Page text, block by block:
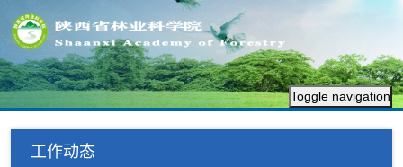
Toggle navigation
工作动态